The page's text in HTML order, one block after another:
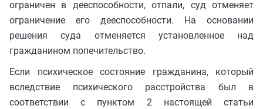
ограничен в дееспособности, отпали, суд отменяет
ограничение его дееспособности. На основании
решения суда отменяется установленное над
гражданином попечительство.
Если психическое состояние гражданина, который
вследствие психического расстройства был в
соответствии с пунктом 2 настоящей статьи